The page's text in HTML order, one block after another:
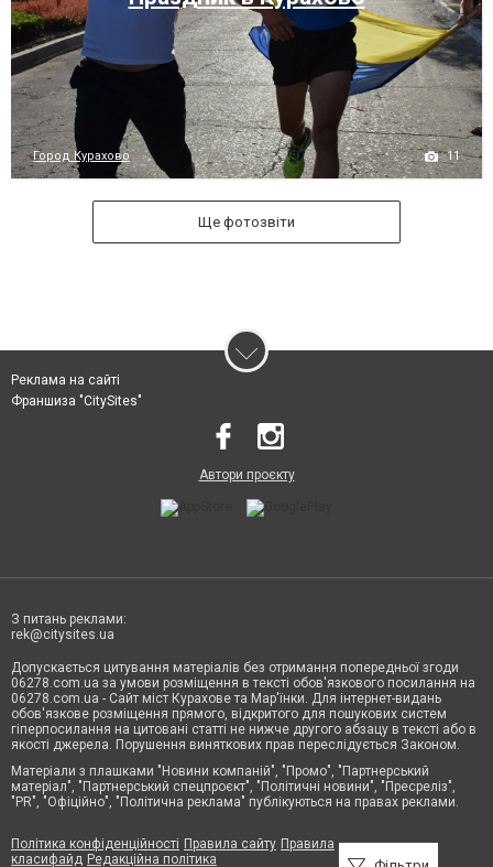
Город Курахово 11
Ще фотозвіти
Реклама на сайті
Франшиза "CitySites"
Автори проєкту
З питань реклами:
rek@citysites.ua
Допускається цитування матеріалів без отримання попередньої згоди
06278.com.ua за умови розміщення в тексті обов'язкового посилання на
06278.com.ua - Сайт міст Курахове та Мар'їнки. Для інтернет-видань
обов'язкове розміщення прямого, відкритого для пошукових систем
гіперпосилання на цитовані статті не нижче другого абзацу в тексті або в
якості джерела. Порушення виняткових прав переслідується Законом.
Матеріали з плашками "Новини компаній", "Промо", "Партнерський
матеріал", "Партнерський спецпроєкт", "Політичні новини", "Пресреліз",
"PR", "Офіційно", "Політична реклама" публікуються на правах реклами.
Політика конфіденційності Правила сайту Правила
класифайд Редакційна політика